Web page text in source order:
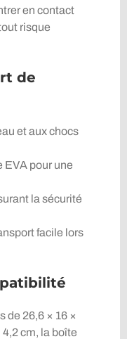
en contact
risque
de
et aux chocs
EVA pour une
la sécurité
facile lors
de 26,6 × 16 ×
4,2 cm, la boîte